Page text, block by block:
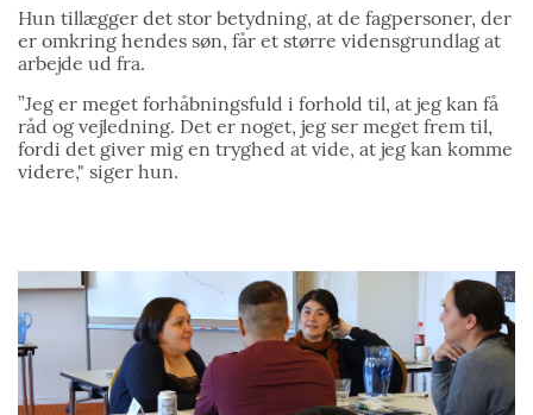
Hun tillægger det stor betydning, at de fagpersoner, der
er omkring hendes søn, får et større vidensgrundlag at
arbejde ud fra.
”Jeg er meget forhåbningsfuld i forhold til, at jeg kan få
råd og vejledning. Det er noget, jeg ser meget frem til,
fordi det giver mig en tryghed at vide, at jeg kan komme
videre," siger hun.